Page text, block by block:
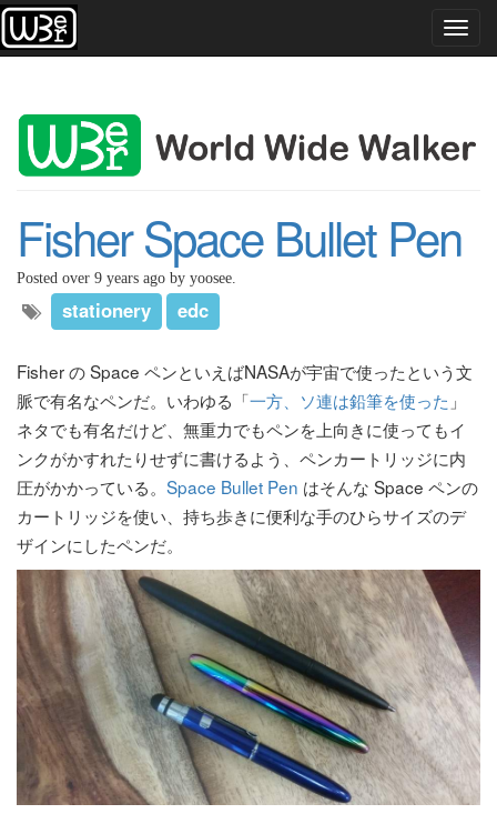
Fisher Space Bullet Pen
Posted over 9 years ago by yoosee.
stationery edc
Fisher の Space ペンといえばNASAが宇宙で使ったという文
脈で有名なペンだ。いわゆる「一方、ソ連は鉛筆を使った 」
ネタでも有名だけど、無重力でもペンを上向きに使ってもイ
ンクがかすれたりせずに書けるよう、ペンカートリッジに内
圧がかかっている。 Space Bullet Pen はそんな Space ペンの
カートリッジを使い、持ち歩きに便利な手のひらサイズのデ
ザインにしたペンだ。